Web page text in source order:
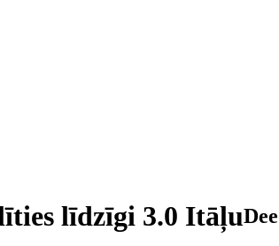
līdzīgi 3.0 Itāļu